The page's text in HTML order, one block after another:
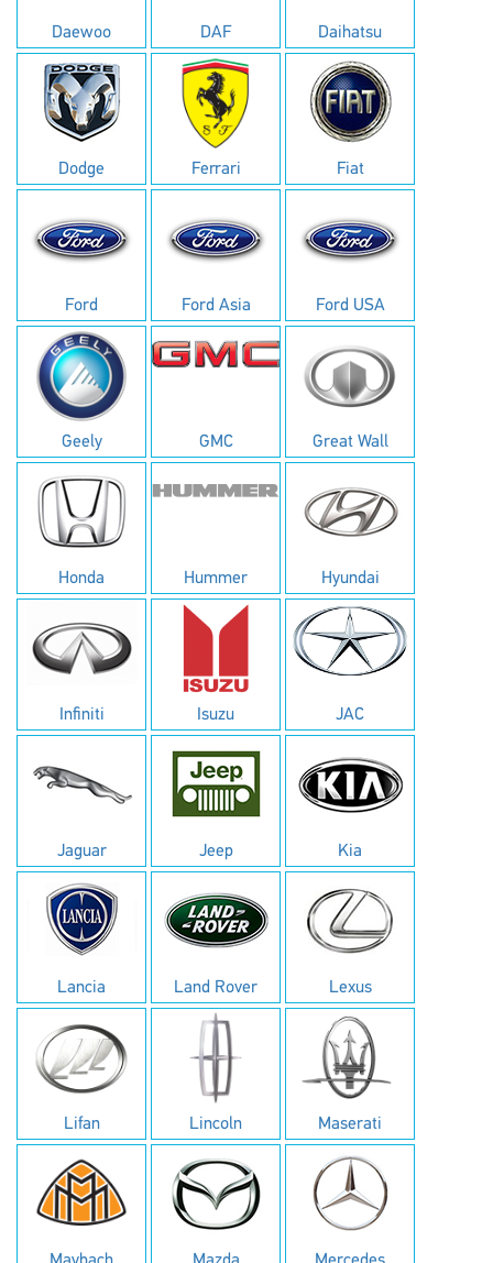
Daewoo DAF Daihatsu
Dodge Ferrari Fiat
Ford Ford Asia Ford USA
Geely GMC Great Wall
Honda Hummer Hyundai
Infiniti Isuzu JAC
Jaguar Jeep Kia
Lancia Land Rover Lexus
Lifan Lincoln Maserati